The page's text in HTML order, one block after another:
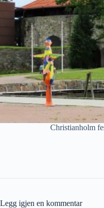
Christianholm
Legg igjen en kommentar